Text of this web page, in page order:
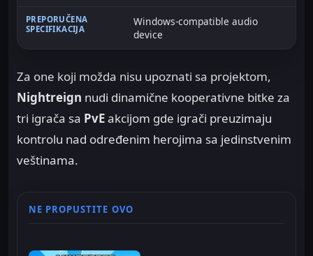
Windows-compatible audio
device
Za one koji možda nisu upoznati sa projektom,
Nightreign nudi dinamične kooperativne bitke za
tri igrača sa PvEakcijom gde igrači preuzimaju
kontrolu nad određenim herojima sa jedinstvenim
veštinama.
NE PROPUSTITE OVO